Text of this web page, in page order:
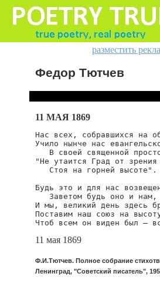
разместить
Федор Тютчев
11 МАЯ 1869
Нас всех, собравшихся на
Учило нынче нас
В своей священной
"Не утаится Град от зрения
   Стоя на горней высоте".
Будь это и для нас
   Заветом будь оно и нам,
И мы, великий день здесь
Поставим наш союз на
Чтоб всем он виден был —
11 мая 1869
Ф.И.Тютчев. Полное собрание
Ленинград, "Советский писатель",